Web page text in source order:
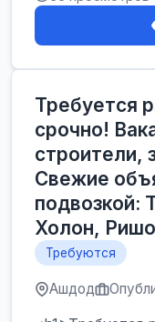
Требуется
срочно!
строители,
Свежие
подвозкой:
Холон,
Требуются
Ашдод